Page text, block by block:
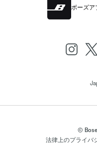
ボーズア
©
法律上のプライバ